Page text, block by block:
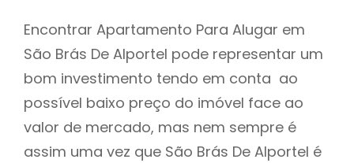
Encontrar Apartamento Para Alugar em
São Brás De Alportel pode representar um
bom investimento tendo em conta ao
possível baixo preço do imóvel face ao
valor de mercado, mas nem sempre é
assim uma vez que São Brás De Alportel é